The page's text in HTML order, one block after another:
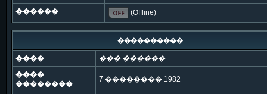
������ (Offline)
����������
����
��� ������
����
��������
7 �������� 1982